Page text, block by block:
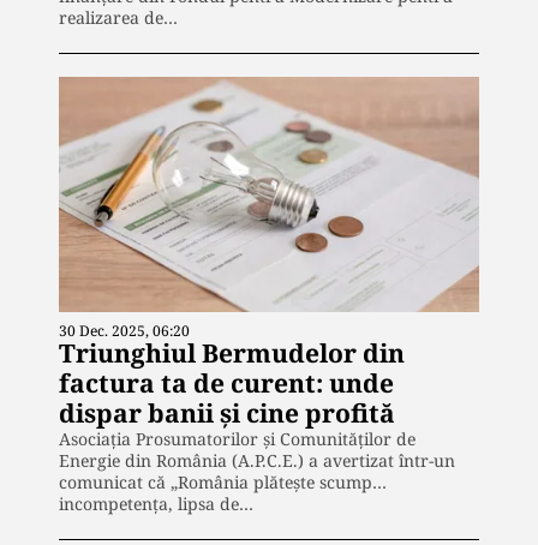
realizarea de…
30 Dec. 2025, 06:20
Triunghiul Bermudelor din
factura ta de curent: unde
dispar banii și cine profită
Asociația Prosumatorilor și Comunităților de
Energie din România (A.P.C.E.) a avertizat într-un
comunicat că „România plătește scump…
incompetența, lipsa de…